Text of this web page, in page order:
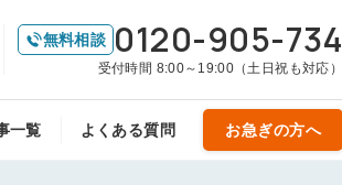
無料相談 0120-905-734
受付時間 8:00～19:00（土日祝も対応）
一覧 よくある質問 お急ぎの方へ